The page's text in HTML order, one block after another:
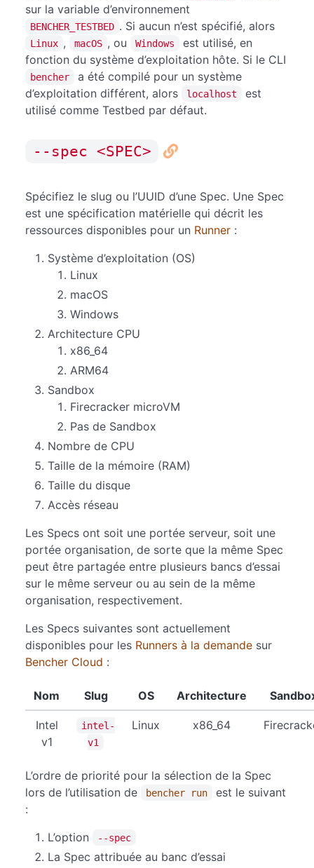
sur la variable d’environnement
BENCHER_TESTBED . Si aucun n’est spécifié, alors
Linux , macOS , ou Windows
est utilisé, en
fonction du système d’exploitation hôte. Si le CLI
bencher
a été compilé pour un système
d’exploitation différent, alors
localhost
est
utilisé comme Testbed par défaut.
--spec <SPEC>
Spécifiez le slug ou l’UUID d’une Spec. Une Spec
est une spécification matérielle qui décrit les
ressources disponibles pour un Runner :
Système d’exploitation (OS)
Linux
macOS
Windows
Architecture CPU
x86_64
ARM64
Sandbox
Firecracker microVM
Pas de Sandbox
Nombre de CPU
Taille de la mémoire (RAM)
Taille du disque
Accès réseau
Les Specs ont soit une portée serveur, soit une
portée organisation, de sorte que la même Spec
peut être partagée entre plusieurs bancs d’essai
sur le même serveur ou au sein de la même
organisation, respectivement.
Les Specs suivantes sont actuellement
disponibles pour les Runners à la demande sur
Bencher Cloud :
Nom Slug OS Architecture
Intel
v1
intel-
v1
Linux x86_64
L’ordre de priorité pour la sélection de la Spec
lors de l’utilisation de
bencher run
est le suivant
:
L’option
--spec
La Spec attribuée au banc d’essai